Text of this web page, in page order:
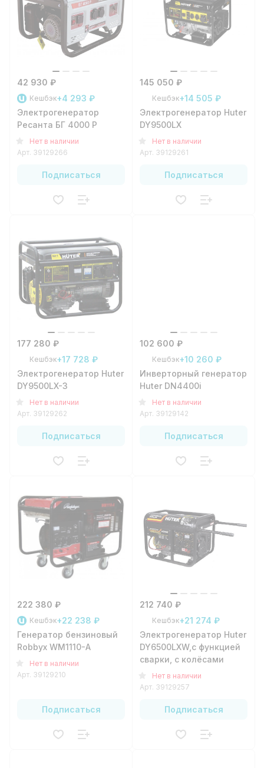
42 930 ₽
Кешбэк+4 293 ₽
Электрогенератор
Ресанта БГ 4000 Р
Нет в наличии
Арт. 39129266
Подписаться
145 050 ₽
Кешбэк+14 505 ₽
Электрогенератор Huter
DY9500LX
Нет в наличии
Арт. 39129261
Подписаться
177 280 ₽
Кешбэк+17 728 ₽
Электрогенератор Huter
DY9500LX-3
Нет в наличии
Арт. 39129262
Подписаться
102 600 ₽
Кешбэк+10 260 ₽
Инверторный генератор
Huter DN4400i
Нет в наличии
Арт. 39129142
Подписаться
222 380 ₽
Кешбэк+22 238 ₽
Генератор бензиновый
Robbyx WM1110-A
Нет в наличии
Арт. 39129210
Подписаться
212 740 ₽
Кешбэк+21 274 ₽
Электрогенератор Huter
DY6500LXW,с функцией
сварки, с колёсами
Нет в наличии
Арт. 39129257
Подписаться